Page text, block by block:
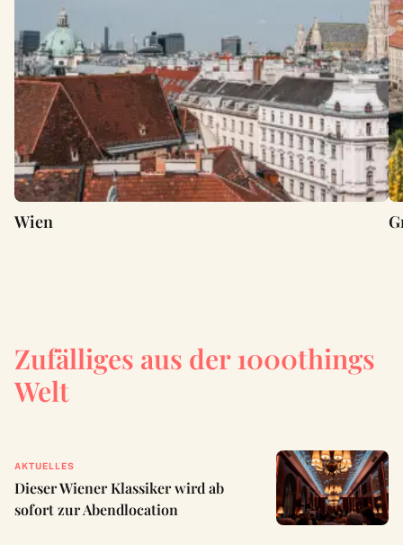
Wien
Zufälliges aus der 1000things
Welt
AKTUELLES
Dieser Wiener Klassiker wird ab
sofort zur Abendlocation